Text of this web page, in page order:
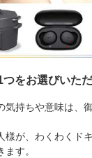
をお選びいただ
気持ちや意味は、
様が、わくわくド
す。